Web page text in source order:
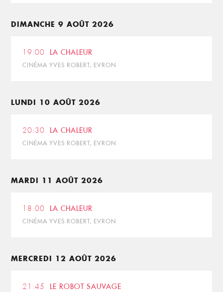
DIMANCHE 9 AOÛT 2026
19:00 LA CHALEUR
CINÉMA YVES ROBERT, EVRON
LUNDI 10 AOÛT 2026
20:30 LA CHALEUR
CINÉMA YVES ROBERT, EVRON
MARDI 11 AOÛT 2026
18:00 LA CHALEUR
CINÉMA YVES ROBERT, EVRON
MERCREDI 12 AOÛT 2026
21:45 LE ROBOT SAUVAGE